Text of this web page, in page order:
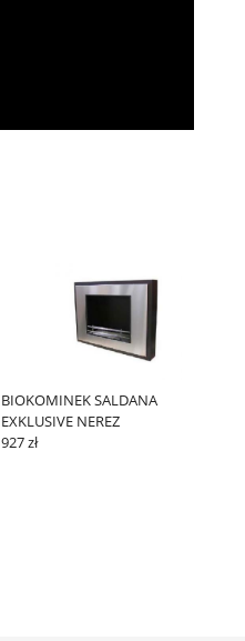
BIOKOMINEK SALDANA
EXKLUSIVE NEREZ
927 zł